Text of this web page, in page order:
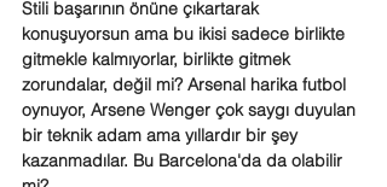
Stili başarının önüne çıkartarak
konuşuyorsun ama bu ikisi sadece birlikte
gitmekle kalmıyorlar, birlikte gitmek
zorundalar, değil mi? Arsenal harika futbol
oynuyor, Arsene Wenger çok saygı duyulan
bir teknik adam ama yıllardır bir şey
kazanmadılar. Bu Barcelona'da da olabilir